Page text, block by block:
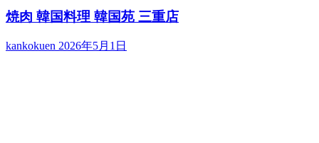
焼肉 韓国料理 韓国苑 三重店
kankokuen 2026年5月1日